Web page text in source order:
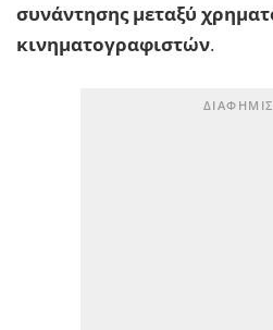
συνάντησης μεταξύ
κινηματογραφιστών.